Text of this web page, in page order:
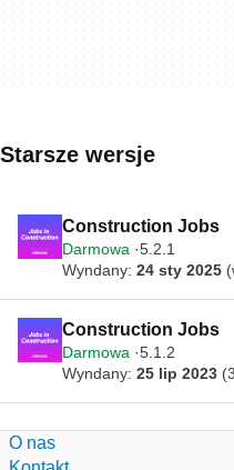
Starsze wersje
Construction Jobs
Darmowa
5.2.1
Wyndany: 24 sty 2025
Construction Jobs
Darmowa
5.1.2
Wyndany: 25 lip 2023
O nas